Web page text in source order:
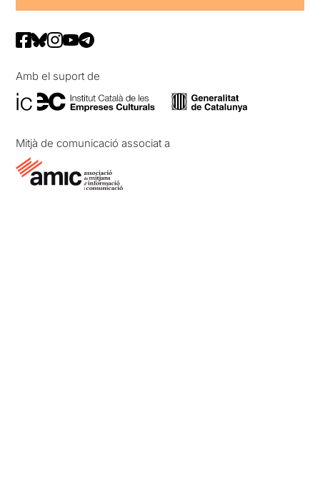
Amb el suport de
Mitjà de comunicació associat a